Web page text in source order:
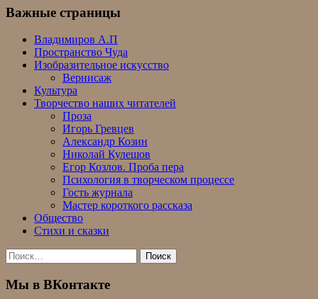
Важные страницы
Владимиров А.П
Пространство Чуда
Изобразительное искусство
Вернисаж
Культура
Творчество наших читателей
Проза
Игорь Гревцев
Александр Козин
Николай Кулешов
Егор Козлов. Проба пера
Психология в творческом процессе
Гость журнала
Мастер короткого рассказа
Общество
Стихи и сказки
Найти:
Мы в ВКонтакте